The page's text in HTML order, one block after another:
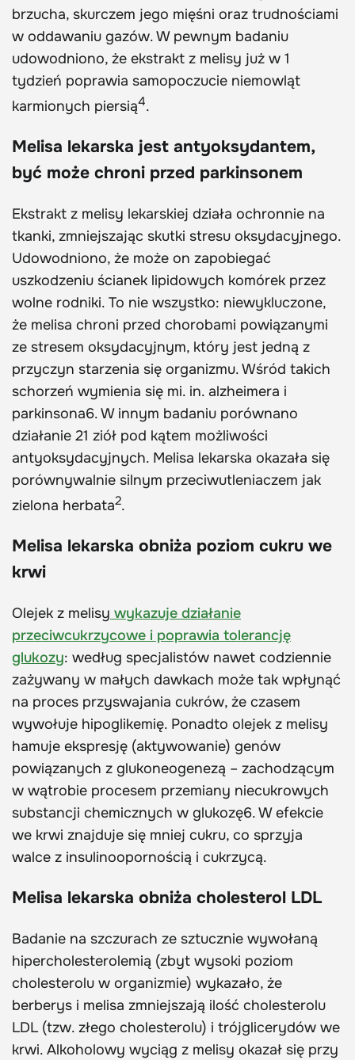
brzucha, skurczem jego mięśni oraz trudnościami
w oddawaniu gazów. W pewnym badaniu
udowodniono, że ekstrakt z melisy już w 1
tydzień poprawia samopoczucie niemowląt
karmionych piersią4.
Melisa lekarska jest antyoksydantem,
być może chroni przed parkinsonem
Ekstrakt z melisy lekarskiej działa ochronnie na
tkanki, zmniejszając skutki stresu oksydacyjnego.
Udowodniono, że może on zapobiegać
uszkodzeniu ścianek lipidowych komórek przez
wolne rodniki. To nie wszystko: niewykluczone,
że melisa chroni przed chorobami powiązanymi
ze stresem oksydacyjnym, który jest jedną z
przyczyn starzenia się organizmu. Wśród takich
schorzeń wymienia się mi. in. alzheimera i
parkinsona6. W innym badaniu porównano
działanie 21 ziół pod kątem możliwości
antyoksydacyjnych. Melisa lekarska okazała się
porównywalnie silnym przeciwutleniaczem jak
zielona herbata2.
Melisa lekarska obniża poziom cukru we
krwi
Olejek z melisy wykazuje działanie
przeciwcukrzycowe i poprawia tolerancję
glukozy: według specjalistów nawet codziennie
zażywany w małych dawkach może tak wpłynąć
na proces przyswajania cukrów, że czasem
wywołuje hipoglikemię. Ponadto olejek z melisy
hamuje ekspresję (aktywowanie) genów
powiązanych z glukoneogenezą – zachodzącym
w wątrobie procesem przemiany niecukrowych
substancji chemicznych w glukozę6. W efekcie
we krwi znajduje się mniej cukru, co sprzyja
walce z insulinoopornością i cukrzycą.
Melisa lekarska obniża cholesterol LDL
Badanie na szczurach ze sztucznie wywołaną
hipercholesterolemią (zbyt wysoki poziom
cholesterolu w organizmie) wykazało, że
berberys i melisa zmniejszają ilość cholesterolu
LDL (tzw. złego cholesterolu) i trójglicerydów we
krwi. Alkoholowy wyciąg z melisy okazał się przy